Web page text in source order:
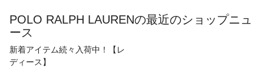
POLO RALPH LAURENの最近のショップニュ
ース
新着アイテム続々入荷中！【レ
ディース】